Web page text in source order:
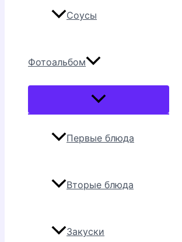
Соусы
Фотоальбом
Переключатель
Первые блюда
Вторые блюда
Закуски